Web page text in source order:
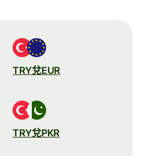
TRY兌EUR
TRY兌PKR